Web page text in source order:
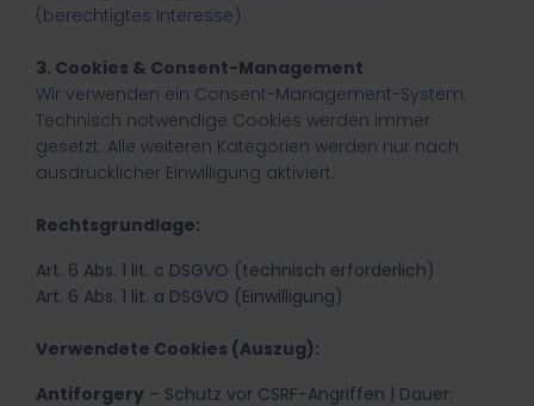
(berechtigtes Interesse)
3. Cookies & Consent-Management
Wir verwenden ein Consent-Management-System.
Technisch notwendige Cookies werden immer
gesetzt. Alle weiteren Kategorien werden nur nach
ausdrücklicher Einwilligung aktiviert.
Rechtsgrundlage:
Art. 6 Abs. 1 lit. c DSGVO (technisch erforderlich)
Art. 6 Abs. 1 lit. a DSGVO (Einwilligung)
Verwendete Cookies (Auszug):
Antiforgery – Schutz vor CSRF-Angriffen | Dauer: